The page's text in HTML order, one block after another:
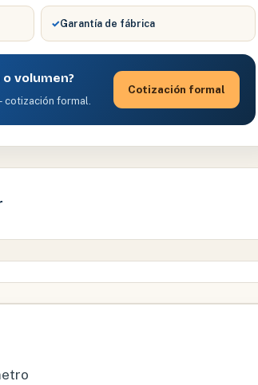
✓Garantía de fábrica
volumen?
formal.
Cotización formal